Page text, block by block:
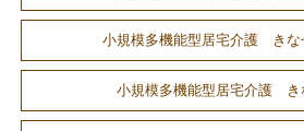
小規模多機能型居宅介護 きな
小規模多機能型居宅介護 き